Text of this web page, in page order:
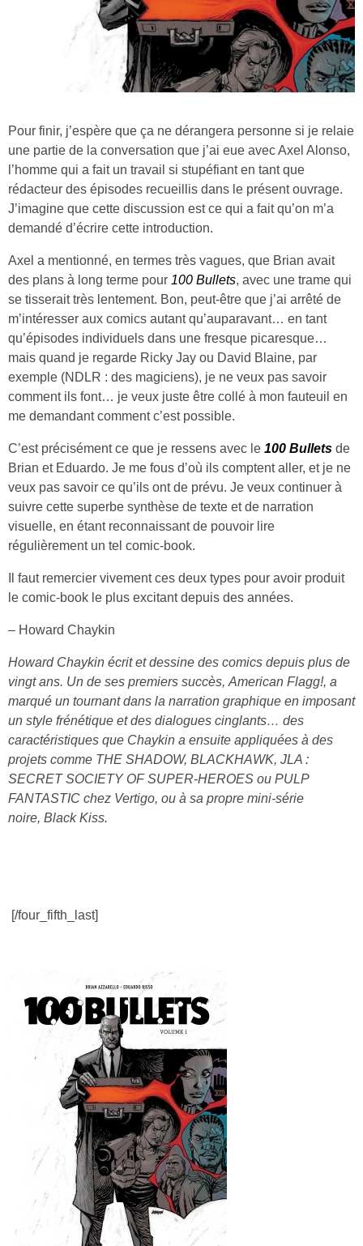
Pour finir, j’espère que ça ne dérangera personne si je relaie
une partie de la conversation que j’ai eue avec Axel Alonso,
l’homme qui a fait un travail si stupéfiant en tant que
rédacteur des épisodes recueillis dans le présent ouvrage.
J’imagine que cette discussion est ce qui a fait qu’on m’a
demandé d’écrire cette introduction.
Axel a mentionné, en termes très vagues, que Brian avait
des plans à long terme pour 100 Bullets, avec une trame qui
se tisserait très lentement. Bon, peut-être que j’ai arrêté de
m’intéresser aux comics autant qu’auparavant… en tant
qu’épisodes individuels dans une fresque picaresque…
mais quand je regarde Ricky Jay ou David Blaine, par
exemple (NDLR : des magiciens), je ne veux pas savoir
comment ils font… je veux juste être collé à mon fauteuil en
me demandant comment c’est possible.
C’est précisément ce que je ressens avec le 100 Bullets de
Brian et Eduardo. Je me fous d’où ils comptent aller, et je ne
veux pas savoir ce qu’ils ont de prévu. Je veux continuer à
suivre cette superbe synthèse de texte et de narration
visuelle, en étant reconnaissant de pouvoir lire
régulièrement un tel comic-book.
Il faut remercier vivement ces deux types pour avoir produit
le comic-book le plus excitant depuis des années.
– Howard Chaykin
Howard Chaykin écrit et dessine des comics depuis plus de
vingt ans. Un de ses premiers succès, American Flagg!, a
marqué un tournant dans la narration graphique en imposant
un style frénétique et des dialogues cinglants… des
caractéristiques que Chaykin a ensuite appliquées à des
projets comme THE SHADOW, BLACKHAWK, JLA :
SECRET SOCIETY OF SUPER-HEROES ou PULP
FANTASTIC chez Vertigo, ou à sa propre mini-série
noire, Black Kiss.
[/four_fifth_last]